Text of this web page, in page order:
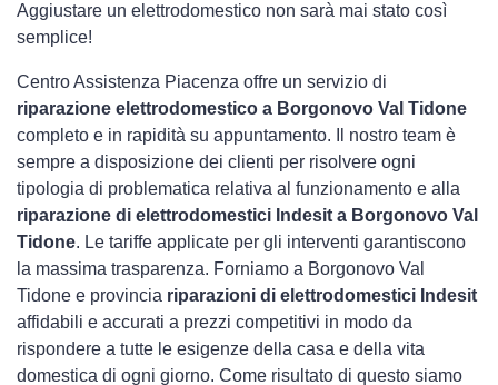
Aggiustare un elettrodomestico non sarà mai stato così
semplice!
Centro Assistenza Piacenza offre un servizio di
riparazione elettrodomestico a Borgonovo Val Tidone
completo e in rapidità su appuntamento. Il nostro team è
sempre a disposizione dei clienti per risolvere ogni
tipologia di problematica relativa al funzionamento e alla
riparazione di elettrodomestici Indesit a Borgonovo Val
Tidone. Le tariffe applicate per gli interventi garantiscono
la massima trasparenza. Forniamo a Borgonovo Val
Tidone e provincia riparazioni di elettrodomestici Indesit
affidabili e accurati a prezzi competitivi in modo da
rispondere a tutte le esigenze della casa e della vita
domestica di ogni giorno. Come risultato di questo siamo